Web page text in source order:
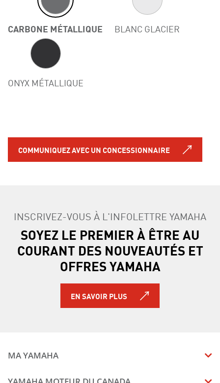
CARBONE MÉTALLIQUE BLANC GLACIER
ONYX MÉTALLIQUE
COMMUNIQUEZ AVEC UN CONCESSIONNAIRE
INSCRIVEZ-VOUS À L'INFOLETTRE YAMAHA
SOYEZ LE PREMIER À ÊTRE AU
COURANT DES NOUVEAUTÉS ET
OFFRES YAMAHA
EN SAVOIR PLUS
MA YAMAHA
MANUELS